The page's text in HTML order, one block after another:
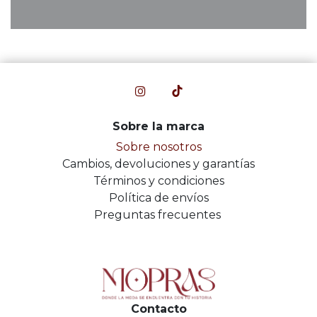
Sobre la marca
Sobre nosotros
Cambios, devoluciones y garantías
Términos y condiciones
Política de envíos
Preguntas frecuentes
Contacto